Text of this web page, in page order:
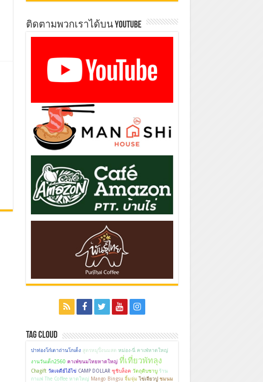
ติดตามพวกเราได้บน YOUTUBE
Tag Cloud
ปาท่องโก๋เตาถ่านโกเต็ง สูตรหมูปิ้งนมสด หม่อง-นี่ คาเฟ่หาดใหญ่
งานวันเด็ก2560 คาเฟ่ขนมไทยหาดใหญ่ ที่เที่ยวพัทลุง
Chagift วัดเจดีย์ไอ้ไข่ CAMP DOLLAR ซูชิบล็อค วัตถุดิบชาบู ร้าน
กาแฟ The Coffee หาดใหญ่ Mango Bingsu จิ้มจุ่ม ไข่เจียวปู ชมนม